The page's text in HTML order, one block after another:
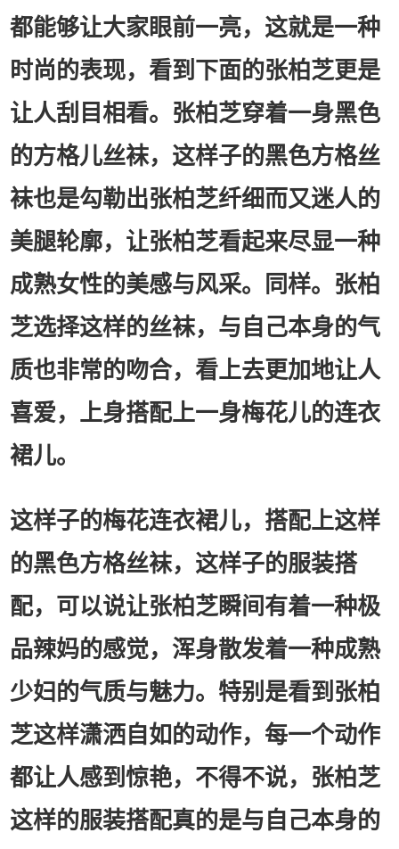
都能够让大家眼前一亮，这就是一种
时尚的表现，看到下面的张柏芝更是
让人刮目相看。张柏芝穿着一身黑色
的方格儿丝袜，这样子的黑色方格丝
袜也是勾勒出张柏芝纤细而又迷人的
美腿轮廓，让张柏芝看起来尽显一种
成熟女性的美感与风采。同样。张柏
芝选择这样的丝袜，与自己本身的气
质也非常的吻合，看上去更加地让人
喜爱，上身搭配上一身梅花儿的连衣
裙儿。
这样子的梅花连衣裙儿，搭配上这样
的黑色方格丝袜，这样子的服装搭
配，可以说让张柏芝瞬间有着一种极
品辣妈的感觉，浑身散发着一种成熟
少妇的气质与魅力。特别是看到张柏
芝这样潇洒自如的动作，每一个动作
都让人感到惊艳，不得不说，张柏芝
这样的服装搭配真的是与自己本身的